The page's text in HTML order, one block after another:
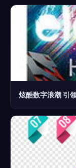
炫酷数字浪潮 引